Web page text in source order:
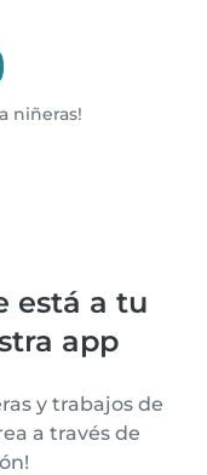
niñeras!
está a tu
app
y trabajos de
a través de